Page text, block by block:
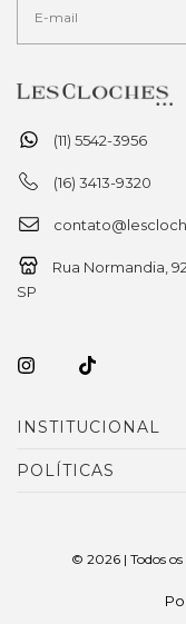
(11) 5542-3956
(16) 3413-9320
Rua Normandia,
SP
INSTITUCIONAL
POLÍTICAS
© 2026 | Todos os